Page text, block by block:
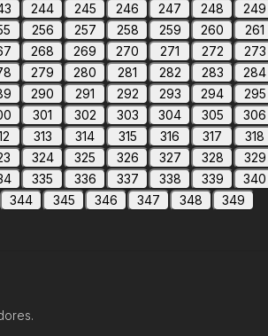
244 245 246 247 248 249
256 257 258 259 260 261
268 269 270 271 272 273
279 280 281 282 283 284
290 291 292 293 294 295
301 302 303 304 305 306
313 314 315 316 317 318
324 325 326 327 328 329
335 336 337 338 339 340
344 345 346 347 348 349